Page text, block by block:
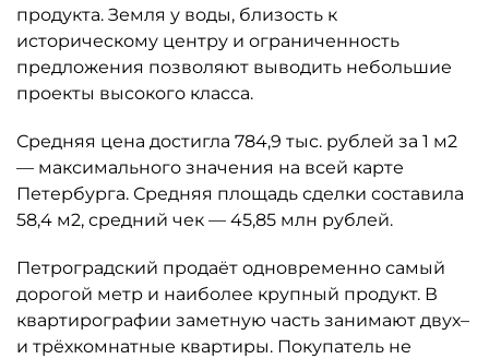
продукта. Земля у воды, близость к
историческому центру и ограниченность
предложения позволяют выводить небольшие
проекты высокого класса.
Средняя цена достигла 784,9 тыс. рублей за 1 м2
— максимального значения на всей карте
Петербурга. Средняя площадь сделки составила
58,4 м2, средний чек — 45,85 млн рублей.
Петроградский продаёт одновременно самый
дорогой метр и наиболее крупный продукт. В
квартирографии заметную часть занимают двух–
и трёхкомнатные квартиры. Покупатель не